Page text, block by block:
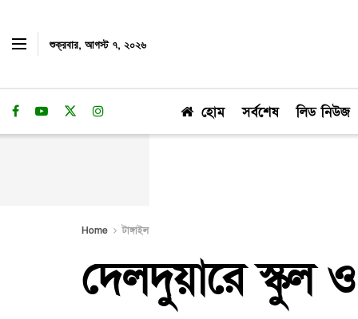
শুক্রবার, আগস্ট ৭, ২০২৬
হোম সর্বশেষ লিড নিউজ
Home টাঙ্গাইল
দেলদুয়ারে স্কুল